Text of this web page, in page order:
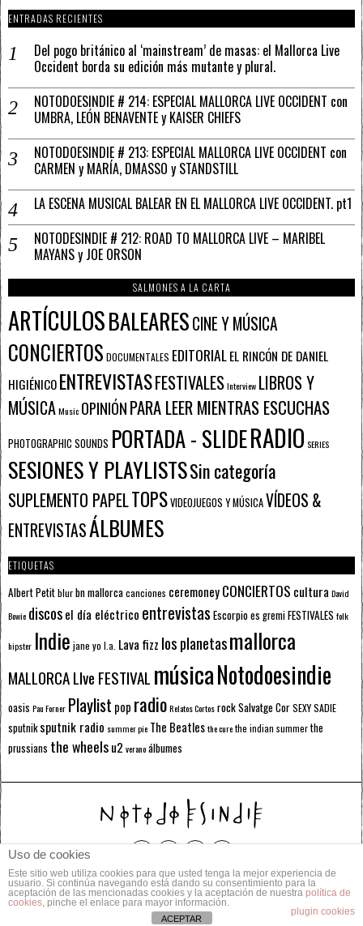
ENTRADAS RECIENTES
Del pogo británico al ‘mainstream’ de masas: el Mallorca Live
Occident borda su edición más mutante y plural.
NOTODOESINDIE # 214: ESPECIAL MALLORCA LIVE OCCIDENT con
UMBRA, LEÓN BENAVENTE y KAISER CHIEFS
NOTODOESINDIE # 213: ESPECIAL MALLORCA LIVE OCCIDENT con
CARMEN y MARÍA, DMASSO y STANDSTILL
LA ESCENA MUSICAL BALEAR EN EL MALLORCA LIVE OCCIDENT. pt1
NOTODESINDIE # 212: ROAD TO MALLORCA LIVE – MARIBEL
MAYANS y JOE ORSON
SALMONES A LA CARTA
ARTÍCULOSBALEARESCINE Y MÚSICA
CONCIERTOS DOCUMENTALES EDITORIALEL RINCÓN DE DANIEL
HIGIÉNICOENTREVISTASFESTIVALESInterview LIBROS Y
MÚSICAMusic OPINIÓNPARA LEER MIENTRAS ESCUCHAS
PHOTOGRAPHIC SOUNDS PORTADA - SLIDERADIO SERIES
SESIONES Y PLAYLISTSSin categoría
SUPLEMENTO PAPELTOPSVIDEOJUEGOS Y MÚSICAVÍDEOS &
ENTREVISTASÁLBUMES
ETIQUETAS
Albert Petitblurbn mallorcacanciones ceremoneyCONCIERTOS cultura David
Bowie discosel día eléctrico entrevistas Escorpioes gremiFESTIVALES folk
hipster Indie jane yo l.a. Lava fizz los planetasmallorca
MALLORCA LIve FESTIVAL músicaNotodoesindie
oasis Pau Forner Playlist pop radioRelatos CortosrockSalvatge CorSEXY SADIE
sputnik sputnik radio summer pie The Beatlesthe curethe indian summerthe
prussians the wheelsu2 veranoálbumes
© 2014 Todos los derechos reservados.
POLÍTICA DE PRIVACIDAD CONTACTO
Uso de cookies
Este sitio web utiliza cookies para que usted tenga la mejor experiencia de
usuario. Si continúa navegando está dando su consentimiento para la
aceptación de las mencionadas cookies y la aceptación de nuestra política de
cookies, pinche el enlace para mayor información.
plugin cookies
ACEPTAR